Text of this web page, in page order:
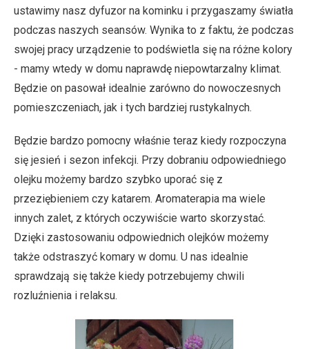
ustawimy nasz dyfuzor na kominku i przygaszamy światła
podczas naszych seansów. Wynika to z faktu, że podczas
swojej pracy urządzenie to podświetla się na różne kolory
- mamy wtedy w domu naprawdę niepowtarzalny klimat.
Będzie on pasował idealnie zarówno do nowoczesnych
pomieszczeniach, jak i tych bardziej rustykalnych.
Będzie bardzo pomocny właśnie teraz kiedy rozpoczyna
się jesień i sezon infekcji. Przy dobraniu odpowiedniego
olejku możemy bardzo szybko uporać się z
przeziębieniem czy katarem. Aromaterapia ma wiele
innych zalet, z których oczywiście warto skorzystać.
Dzięki zastosowaniu odpowiednich olejków możemy
także odstraszyć komary w domu. U nas idealnie
sprawdzają się także kiedy potrzebujemy chwili
rozluźnienia i relaksu.